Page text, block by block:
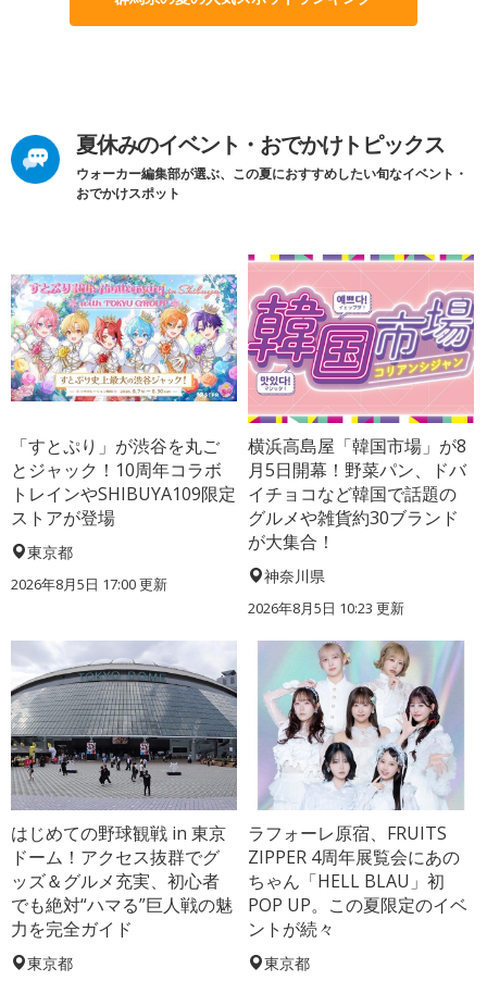
夏休みのイベント・おでかけトピックス
ウォーカー編集部が選ぶ、この夏におすすめしたい旬なイベント・
おでかけスポット
「すとぷり」が渋谷を丸ご
とジャック！10周年コラボ
トレインやSHIBUYA109限定
ストアが登場
東京都
2026年8月5日 17:00更新
横浜高島屋「韓国市場」が8
月5日開幕！野菜パン、ドバ
イチョコなど韓国で話題の
グルメや雑貨約30ブランド
が大集合！
神奈川県
2026年8月5日 10:23 更新
はじめての野球観戦 in 東京
ドーム！アクセス抜群でグ
ッズ＆グルメ充実、初心者
でも絶対“ハマる”巨人戦の魅
力を完全ガイド
東京都
ラフォーレ原宿、FRUITS
ZIPPER 4周年展覧会にあの
ちゃん「HELL BLAU」初
POP UP。この夏限定のイベ
ントが続々
東京都